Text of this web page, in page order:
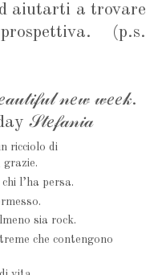
aiutarti a trovare
(p.s.
𝓃𝑒𝓌 𝓌𝑒𝑒𝓀.
𝒮𝓉𝑒𝒻𝒶𝓃𝒾𝒶
ricciolo di
grazie.
l’ha persa.
sia rock.
che contengono